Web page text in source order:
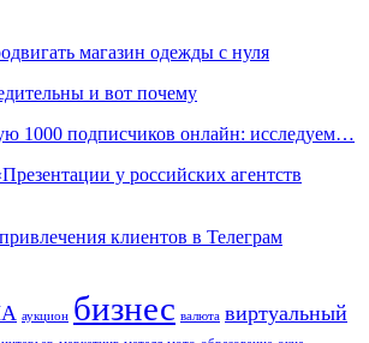
магазин одежды с нуля
и вот почему
1000 подписчиков онлайн: исследуем…
у российских агентств
клиентов в Телеграм
аукцион бизнес валюта виртуальный